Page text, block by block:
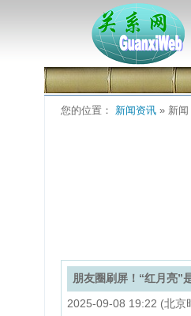
您的位置： 新闻资讯» 新闻
朋友圈刷屏！“红月亮”
2025-09-08 19:22 (北京